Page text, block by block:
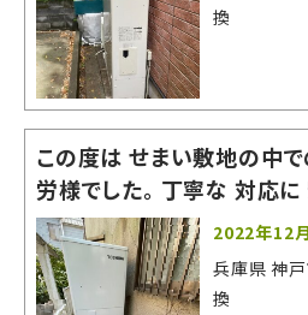
換
この度は せまい敷地の中
労様でした。 丁寧な 対応
る事が できました。 またの
よろしくお願いいたします。
2022年12
兵庫県 神
換